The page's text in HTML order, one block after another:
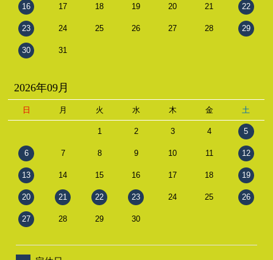
16 17 18 19 20 21 22
23 24 25 26 27 28 29
30 31
2026年09月
日 月 火 水 木 金 土
1 2 3 4 5
6 7 8 9 10 11 12
13 14 15 16 17 18 19
20 21 22 23 24 25 26
27 28 29 30